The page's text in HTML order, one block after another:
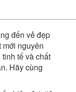
đến vẻ đẹp
nguyên
tế và chất
Hãy cùng